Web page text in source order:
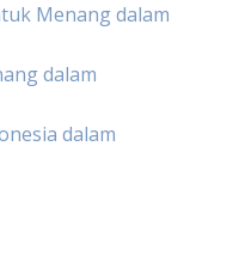
Menang dalam
dalam
dalam